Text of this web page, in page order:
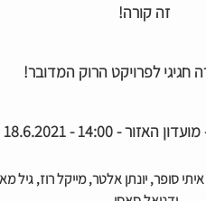
זה קורה!
חגיגי לפרויקט הרוק המדובר!
- 14:00 - 18.6.2021
סופר, יונתן אלטר, מייקל רוז,